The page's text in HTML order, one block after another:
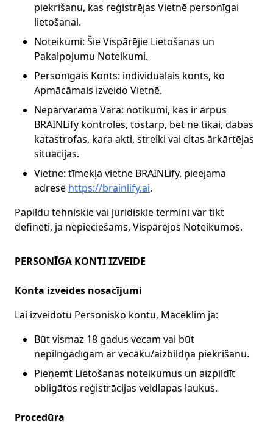
piekrišanu, kas reģistrējas Vietnē personīgai
lietošanai.
Noteikumi: Šie Vispārējie Lietošanas un
Pakalpojumu Noteikumi.
Personīgais Konts: individuālais konts, ko
Apmācāmais izveido Vietnē.
Nepārvarama Vara: notikumi, kas ir ārpus
BRAINLify kontroles, tostarp, bet ne tikai, dabas
katastrofas, kara akti, streiki vai citas ārkārtējas
situācijas.
Vietne: tīmekļa vietne BRAINLify, pieejama
adresē https://brainlify.ai.
Papildu tehniskie vai juridiskie termini var tikt
definēti, ja nepieciešams, Vispārējos Noteikumos.
PERSONĪGA KONTI IZVEIDE
Konta izveides nosacījumi
Lai izveidotu Personisko kontu, Māceklim jā:
Būt vismaz 18 gadus vecam vai būt
nepilngadīgam ar vecāku/aizbildņa piekrišanu.
Pieņemt Lietošanas noteikumus un aizpildīt
obligātos reģistrācijas veidlapas laukus.
Procedūra